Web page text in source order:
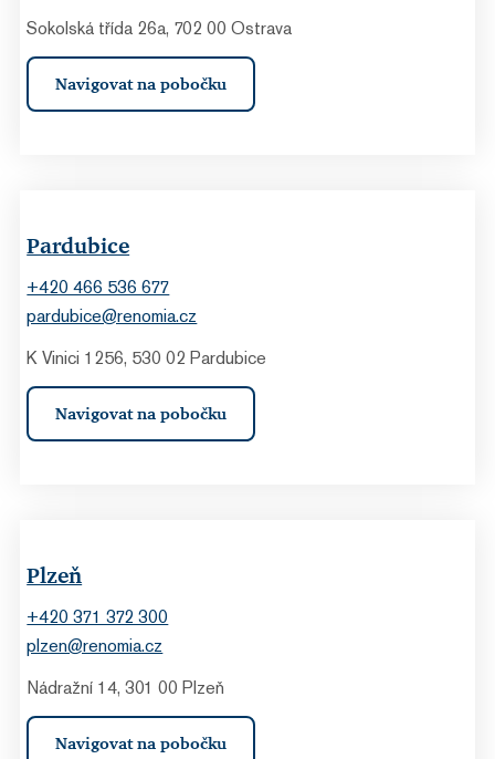
Sokolská třída 26a, 702 00 Ostrava
Navigovat na pobočku
Pardubice
+420 466 536 677
pardubice@renomia.cz
K Vinici 1256, 530 02 Pardubice
Navigovat na pobočku
Plzeň
+420 371 372 300
plzen@renomia.cz
Nádražní 14, 301 00 Plzeň
Navigovat na pobočku